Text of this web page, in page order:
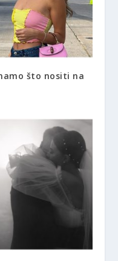
što nositi na